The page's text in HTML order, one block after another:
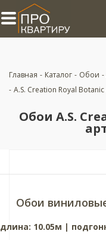
Главная - Каталог - Обои -
- A.S. Creation Royal Botanic
Обои A.S.
Обои
10.05м |